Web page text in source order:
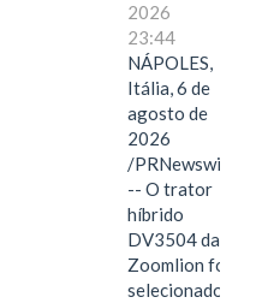
2026
23:44
NÁPOLES,
Itália, 6 de
agosto de
2026
/PRNewswire/
-- O trator
híbrido
DV3504 da
Zoomlion foi
selecionado